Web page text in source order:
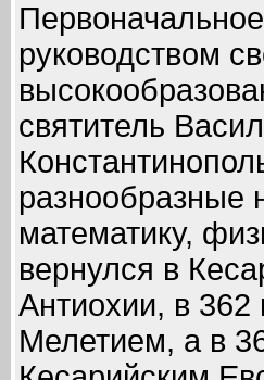
руководством
святитель
разнообразные
математику,
вернулся в
Антиохии, в
Мелетием, а в